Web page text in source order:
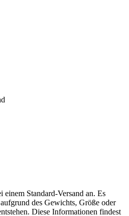
Standard-Versand an. Es
des Gewichts, Größe oder
Diese Informationen findest